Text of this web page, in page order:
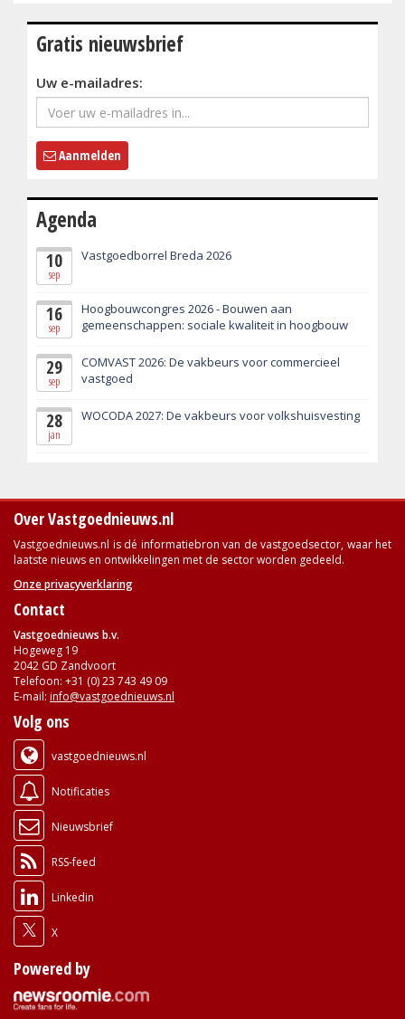
Gratis nieuwsbrief
Uw e-mailadres:
Aanmelden
Agenda
10
sep
Vastgoedborrel Breda 2026
16
sep
Hoogbouwcongres 2026 - Bouwen aan
gemeenschappen: sociale kwaliteit in hoogbouw
29
sep
COMVAST 2026: De vakbeurs voor commercieel
vastgoed
28
jan
WOCODA 2027: De vakbeurs voor volkshuisvesting
Over Vastgoednieuws.nl
Vastgoednieuws.nl is dé informatiebron van de vastgoedsector, waar het
laatste nieuws en ontwikkelingen met de sector worden gedeeld.
Onze privacyverklaring
Contact
Vastgoednieuws b.v.
Hogeweg 19
2042 GD Zandvoort
Telefoon: +31 (0) 23 743 49 09
E-mail: info@vastgoednieuws.nl
Volg ons
vastgoednieuws.nl
Notificaties
Nieuwsbrief
RSS-feed
Linkedin
X
Powered by